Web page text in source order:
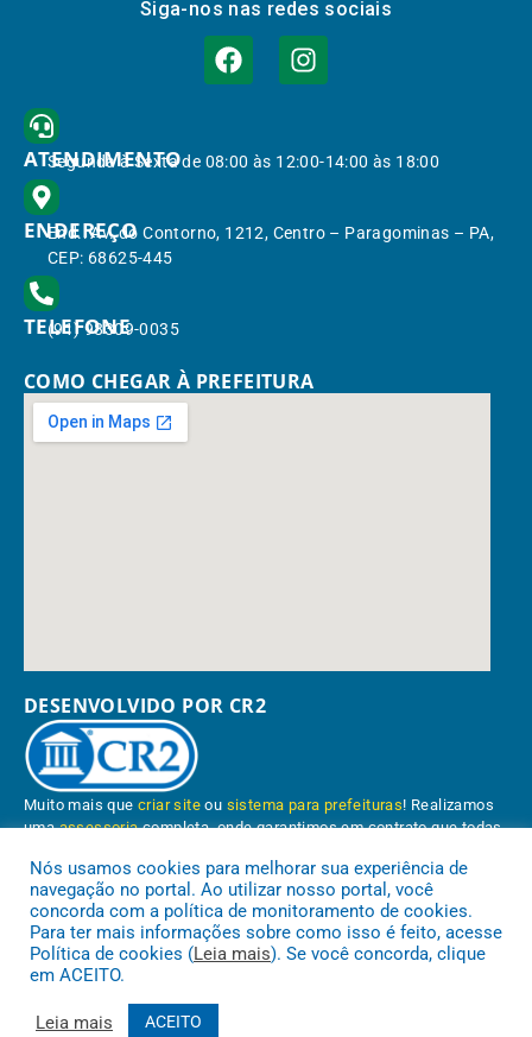
Siga-nos nas redes sociais
ATENDIMENTO
Segunda à Sexta de 08:00 às 12:00-14:00 às 18:00
ENDEREÇO
End.: Av. do Contorno, 1212, Centro – Paragominas – PA,
CEP: 68625-445
TELEFONE
(91) 98309-0035
COMO CHEGAR À PREFEITURA
DESENVOLVIDO POR CR2
Muito mais quecriar site ou sistema para prefeituras! Realizamos
umaassessoriacompleta, onde garantimos em contrato que todas
Conheça oPNTP e oRadar da Transparência Pública
Nós usamos cookies para melhorar sua experiência de
navegação no portal. Ao utilizar nosso portal, você
concorda com a política de monitoramento de cookies.
Para ter mais informações sobre como isso é feito, acesse
Política de cookies (Leia mais). Se você concorda, clique
em ACEITO.
Leia mais ACEITO